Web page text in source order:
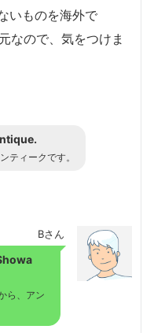
いものを海外で
なので、気をつけま
ティークです。
Bさん
ら、アン